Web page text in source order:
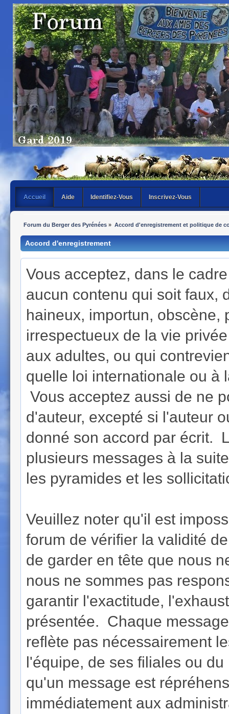
Accueil Aide Identifiez-Vous Inscrivez-Vous
Forum du Berger des Pyrénées » Accord d'enregistrement et politique de
Accord d'enregistrement
Vous acceptez, dans le
aucun contenu qui soit faux,
haineux, importun, obscène,
irrespectueux de la vie
aux adultes, ou qui
quelle loi internationale ou à
Vous acceptez aussi de ne
d'auteur, excepté si l'auteur
donné son accord par écrit.
plusieurs messages à la
les pyramides et les
Veuillez noter qu'il est
forum de vérifier la validité
de garder en tête que nous
nous ne sommes pas
garantir l'exactitude,
présentée. Chaque
reflète pas nécessairement
l'équipe, de ses filiales ou
qu'un message est
immédiatement aux